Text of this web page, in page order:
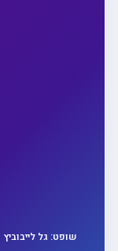
שופט:גל לייבוביץ